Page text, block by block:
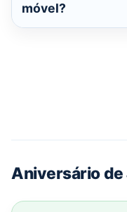
móvel?
Aniversário